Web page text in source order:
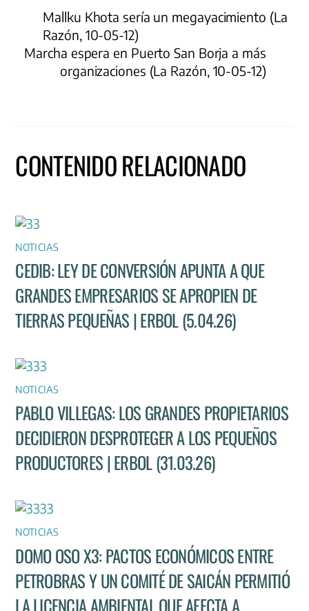
Mallku Khota sería un megayacimiento (La
Razón, 10-05-12)
Marcha espera en Puerto San Borja a más
organizaciones (La Razón, 10-05-12)
CONTENIDO RELACIONADO
NOTICIAS
CEDIB: LEY DE CONVERSIÓN APUNTA A QUE
GRANDES EMPRESARIOS SE APROPIEN DE
TIERRAS PEQUEÑAS | ERBOL (5.04.26)
NOTICIAS
PABLO VILLEGAS: LOS GRANDES PROPIETARIOS
DECIDIERON DESPROTEGER A LOS PEQUEÑOS
PRODUCTORES | ERBOL (31.03.26)
NOTICIAS
DOMO OSO X3: PACTOS ECONÓMICOS ENTRE
PETROBRAS Y UN COMITÉ DE SAICÁN PERMITIÓ
LA LICENCIA AMBIENTAL QUE AFECTA A